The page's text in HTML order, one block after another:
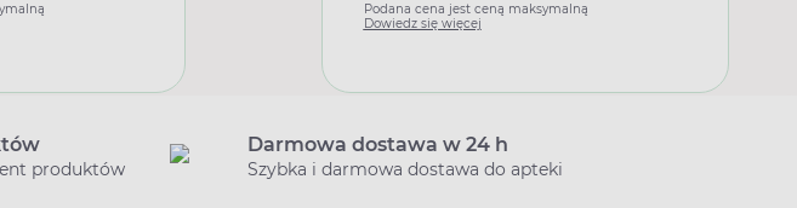
Podana cena jest ceną maksymalną
Dowiedz się więcej
produktów
Darmowa dostawa w 24 h
Szybka i darmowa dostawa do apteki